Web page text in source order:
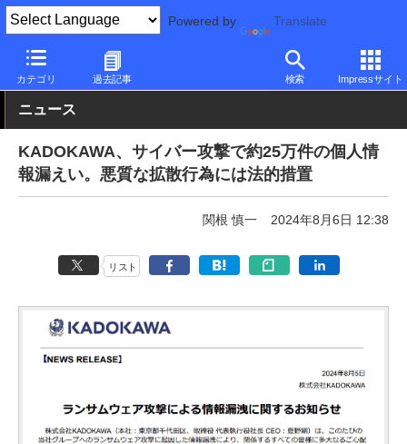
Powered by Translate
カテゴリ 過去記事 検索 Impressサイト
PC Watch 市場 セキュリティ
ニュース
KADOKAWA、サイバー攻撃で約25万件の個人情
報漏えい。悪質な拡散行為には法的措置
関根 慎一 2024年8月6日 12:38
リスト